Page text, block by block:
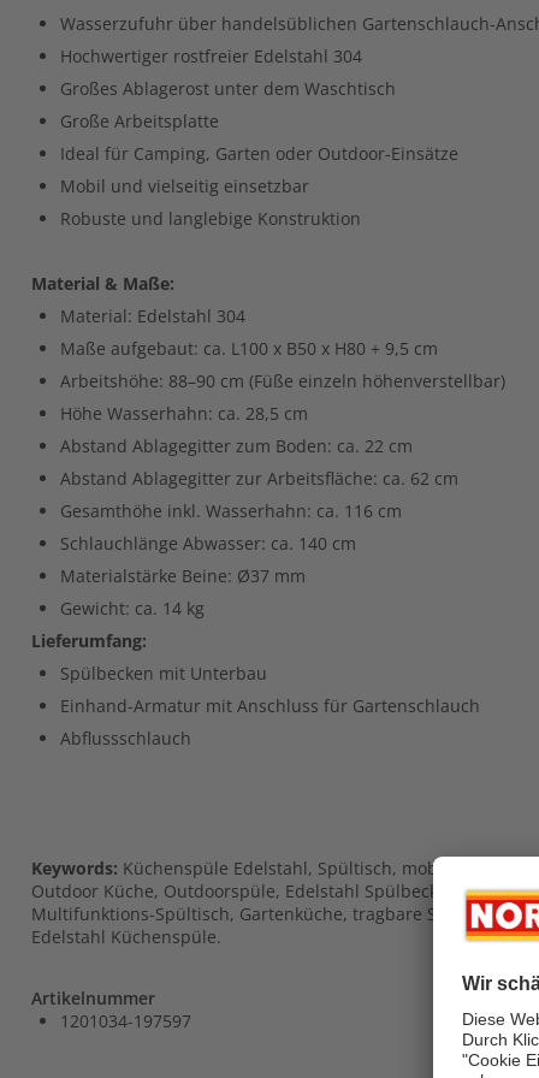
Wasserzufuhr über handelsüblichen Gartenschlauch-
Hochwertiger rostfreier Edelstahl 304
Großes Ablagerost unter dem Waschtisch
Große Arbeitsplatte
Ideal für Camping, Garten oder Outdoor-Einsätze
Mobil und vielseitig einsetzbar
Robuste und langlebige Konstruktion
Material & Maße:
Material: Edelstahl 304
Maße aufgebaut: ca. L100 x B50 x H80 + 9,5 cm
Arbeitshöhe: 88–90 cm (Füße einzeln höhenverstellbar)
Höhe Wasserhahn: ca. 28,5 cm
Abstand Ablagegitter zum Boden: ca. 22 cm
Abstand Ablagegitter zur Arbeitsfläche: ca. 62 cm
Gesamthöhe inkl. Wasserhahn: ca. 116 cm
Schlauchlänge Abwasser: ca. 140 cm
Materialstärke Beine: Ø37 mm
Gewicht: ca. 14 kg
Lieferumfang:
Spülbecken mit Unterbau
Einhand-Armatur mit Anschluss für Gartenschlauch
Abflussschlauch
Keywords: Küchenspüle Edelstahl, Spültisch, mobiler
Outdoor Küche, Outdoorspüle, Edelstahl Spülbecken,
Multifunktions-Spültisch, Gartenküche, tragbare Spüle, Better
Edelstahl Küchenspüle.
Artikelnummer
1201034-197597